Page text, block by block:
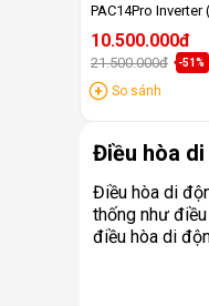
PAC14Pro Inverter
10.500.000đ
21.500.000đ -51%
So sánh
Điều hòa
Điều hòa di
thống như
điều hòa di